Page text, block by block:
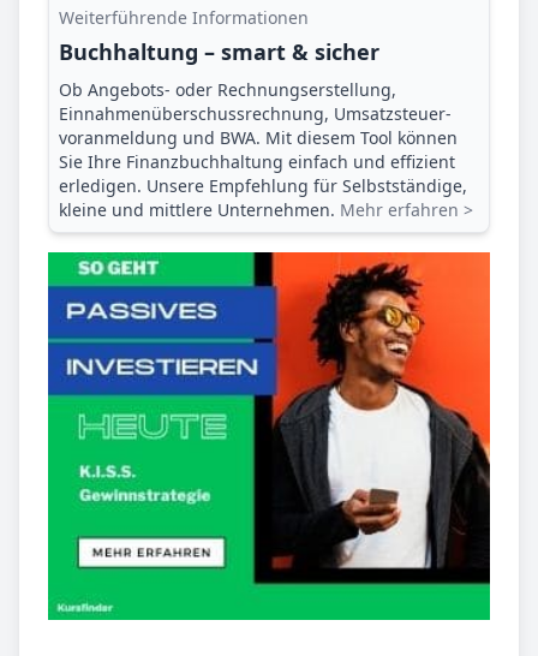
Weiterführende Informationen
Buchhaltung – smart & sicher
Ob Angebots- oder Rechnungserstellung,
Einnahmenüberschuss­rechnung, Umsatzsteuer­
voranmeldung und BWA. Mit diesem Tool können
Sie Ihre Finanz­buchhaltung einfach und effizient
erledigen. Unsere Empfehlung für Selbstständige,
kleine und mittlere Unternehmen. Mehr erfahren >